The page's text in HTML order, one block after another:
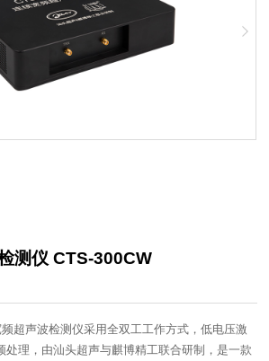
测仪 CTS-300CW